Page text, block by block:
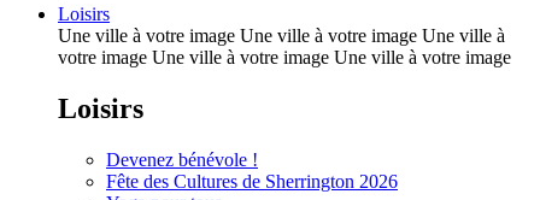
Loisirs
Une ville à votre image Une ville à votre image Une ville à
votre image Une ville à votre image Une ville à votre image
Loisirs
Devenez bénévole !
Fête des Cultures de Sherrington 2026